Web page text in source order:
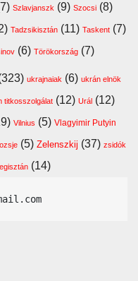
Szlavjanszk (9) Szocsi (8)
Tadzsikisztán (11) Taskent (7)
(6) Törökország (7)
ukrajnaiak (6) ukrán elnök
titkosszolgálat (12) Urál (12)
Vilnius (5) Vlagyimir Putyin
(5) Zelenszkij (37) zsidók
(14)